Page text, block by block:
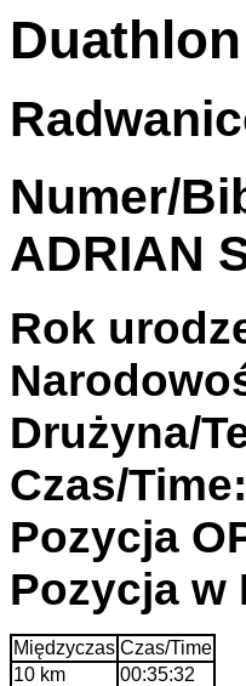
Numer/
ADRIAN
Rok
Drużyna/
Czas/
Pozycja
Pozycja w
Międzyczas Czas/Time
10 km
00:35:32